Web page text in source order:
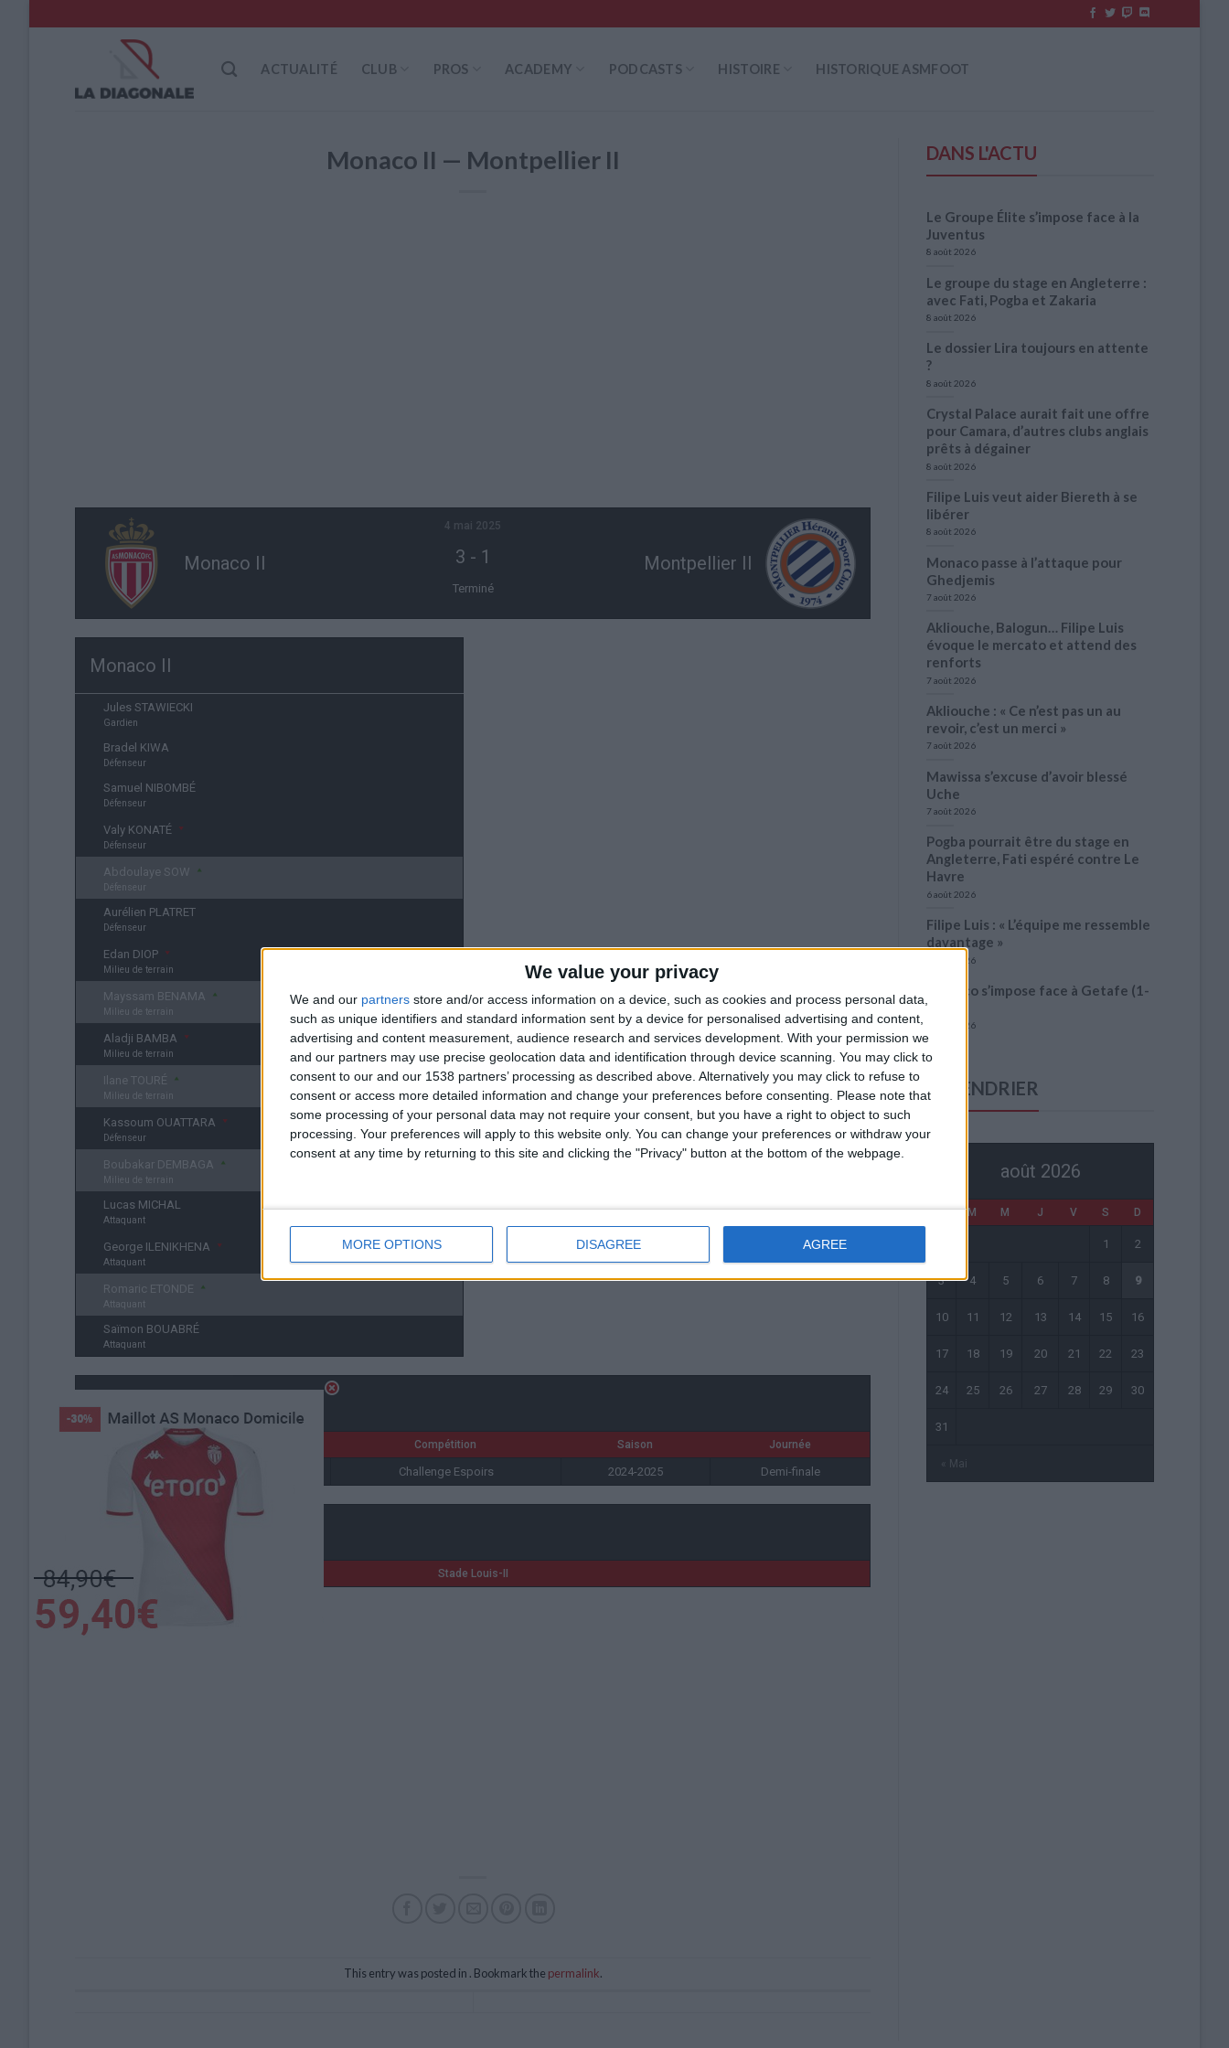
We value your privacy
We and our partners store and/or access information on a device, such as cookies and process personal data,
such as unique identifiers and standard information sent by a device for personalised advertising and content,
advertising and content measurement, audience research and services development. With your permission we
and our partners may use precise geolocation data and identification through device scanning. You may click to
consent to our and our 1538 partners’ processing as described above. Alternatively you may click to refuse to
consent or access more detailed information and change your preferences before consenting.
Please note that
some processing of your personal data may not require your consent, but you have a right to object to such
processing. Your preferences will apply to this website only. You can change your preferences or withdraw your
consent at any time by returning to this site and clicking the "Privacy" button at the bottom of the webpage.
MORE OPTIONS DISAGREE AGREE
to
ACTUALITÉ CLUB PROS ACADEMY PODCASTS HISTOIRE HISTORIQUE ASMFOOT
Monaco II — Montpellier II
Monaco II Montpellier II
4 mai 2025
3 - 1
Terminé
Monaco II
Jules STAWIECKI
Gardien
Bradel KIWA
Défenseur
Samuel NIBOMBÉ
Défenseur
Valy KONATÉ
Défenseur
Abdoulaye SOW
Défenseur
Aurélien PLATRET
Défenseur
Edan DIOP
Milieu de terrain
Mayssam BENAMA
Milieu de terrain
Aladji BAMBA
Milieu de terrain
Ilane TOURÉ
Milieu de terrain
Kassoum OUATTARA
Défenseur
Boubakar DEMBAGA
Milieu de terrain
Lucas MICHAL
Attaquant
17'
George ILENIKHENA
Attaquant
35', 68'
Romaric ETONDE
Attaquant
Saïmon BOUABRÉ
Attaquant
Détails
Date Compétition Saison Journée
4 mai 2025 Challenge Espoirs 2024-2025 Demi-finale
Lieu de la rencontre
Stade Louis-II
This entry was posted in . Bookmark the permalink.
DANS L'ACTU
Le Groupe Élite s’impose face à la
Juventus
8 août 2026
Le groupe du stage en Angleterre :
avec Fati, Pogba et Zakaria
8 août 2026
Le dossier Lira toujours en attente
?
8 août 2026
Crystal Palace aurait fait une offre
pour Camara, d’autres clubs anglais
prêts à dégainer
8 août 2026
Filipe Luis veut aider Biereth à se
libérer
8 août 2026
Monaco passe à l’attaque pour
Ghedjemis
7 août 2026
Akliouche, Balogun… Filipe Luis
évoque le mercato et attend des
renforts
7 août 2026
Akliouche : « Ce n’est pas un au
revoir, c’est un merci »
7 août 2026
Mawissa s’excuse d’avoir blessé
Uche
7 août 2026
Pogba pourrait être du stage en
Angleterre, Fati espéré contre Le
Havre
6 août 2026
Filipe Luis : « L’équipe me ressemble
davantage »
6 août 2026
Monaco s’impose face à Getafe (1-
0)
6 août 2026
CALENDRIER
août 2026
L M M J V S D
« Mai
1 2
3 4 5 6 7 8 9
10 11 12 13 14 15 16
17 18 19 20 21 22 23
24 25 26 27 28 29 30
31